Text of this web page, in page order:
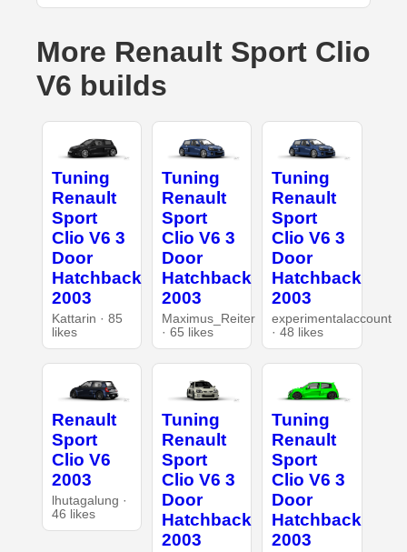
More Renault Sport Clio
V6 builds
Tuning
Renault
Sport
Clio V6 3
Door
Hatchback
2003
Kattarin · 85
likes
Tuning
Renault
Sport
Clio V6 3
Door
Hatchback
2003
Maximus_Reiter
· 65 likes
Tuning
Renault
Sport
Clio V6 3
Door
Hatchback
2003
experimentalaccount
· 48 likes
Renault
Sport
Clio V6
2003
lhutagalung ·
46 likes
Tuning
Renault
Sport
Clio V6 3
Door
Hatchback
2003
Tuning
Renault
Sport
Clio V6 3
Door
Hatchback
2003